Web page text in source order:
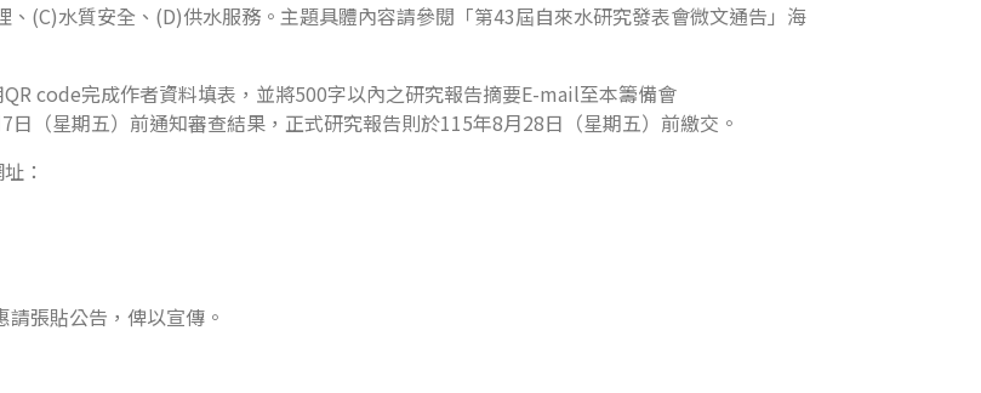
(C)水質安全、(D)供水服務。主題具體內容請參閱「第43屆自來水研究發表會微文通告」海
code完成作者資料填表，並將500字以內之研究報告摘要E-mail至本籌備會
日（星期五）前通知審查結果，正式研究報告則於115年8月28日（星期五）前繳交。
：
張貼公告，俾以宣傳。